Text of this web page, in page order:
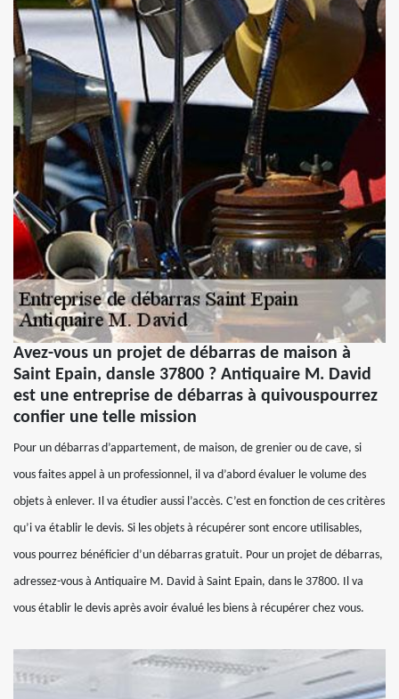
Avez-vous un projet de débarras de maison à
Saint Epain, dansle 37800 ? Antiquaire M. David
est une entreprise de débarras à quivouspourrez
confier une telle mission
Pour un débarras d’appartement, de maison, de grenier ou de cave, si
vous faites appel à un professionnel, il va d’abord évaluer le volume des
objets à enlever. Il va étudier aussi l’accès. C’est en fonction de ces critères
qu’i va établir le devis. Si les objets à récupérer sont encore utilisables,
vous pourrez bénéficier d’un débarras gratuit. Pour un projet de débarras,
adressez-vous à Antiquaire M. David à Saint Epain, dans le 37800. Il va
vous établir le devis après avoir évalué les biens à récupérer chez vous.